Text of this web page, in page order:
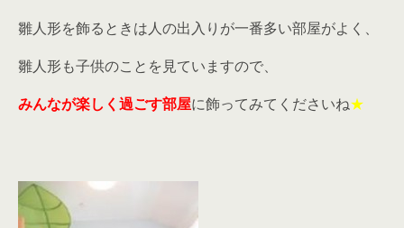
雛人形を飾るときは人の出入りが一番多い部屋がよく、
雛人形も子供のことを見ていますので、
みんなが楽しく過ごす部屋に飾ってみてくださいね★